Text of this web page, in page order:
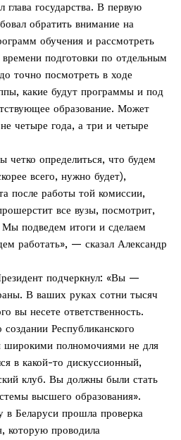
глава государства. В первую
обратить внимание на
обучения и рассмотреть
подготовки по отдельным
точно посмотреть в ходе
какие будут программы и под
образование. Может
четыре года, а три и четыре
четко определиться, что будем
всего, нужно будет),
после работы той комиссии,
все вузы, посмотрит,
Мы подведем итоги и сделаем
работать», — сказал Александр
подчеркнул: «Вы —
В ваших руках сотни тысяч
вы несете ответственность.
Республиканского
широкими полномочиями не для
в какой-то дискуссионный,
клуб. Вы должны были стать
высшего образования».
в Беларуси прошла проверка
которую проводила